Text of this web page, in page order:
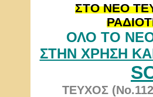
ΣΤΟ ΝΕΟ
ΟΛΟ ΤΟ
ΣΤΗΝ ΧΡΗΣΗ
ΤΕΥΧΟΣ